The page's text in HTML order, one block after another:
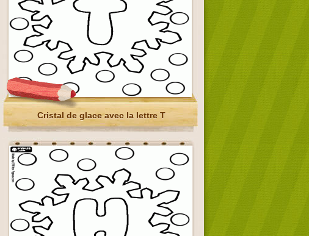
Cristal de glace avec la lettre T